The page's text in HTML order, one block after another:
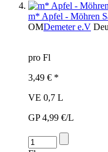
m* Apfel - Möhren
OMDemeter e.V
pro Fl
3,49 € *
VE 0,7 L
GP 4,99 €/L